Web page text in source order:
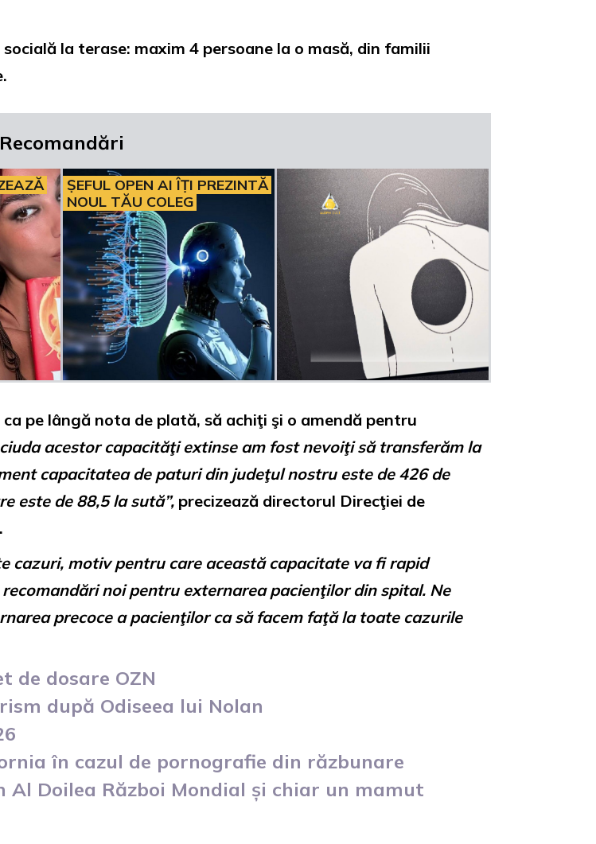
la terase: maxim 4 persoane la o masă, din familii
Recomandări
ȘEFUL OPEN AI ÎȚI PREZINTĂ
NOUL TĂU COLEG
pe lângă nota de plată, să achiţi şi o amendă pentru
acestor capacităţi extinse am fost nevoiţi să transferăm la
capacitatea de paturi din judeţul nostru este de 426 de
este de 88,5 la sută”, precizează directorul Direcţiei de
cazuri, motiv pentru care această capacitate va fi rapid
noi pentru externarea pacienţilor din spital. Ne
precoce a pacienţilor ca să facem faţă la toate cazurile
de dosare OZN
după Odiseea lui Nolan
în cazul de pornografie din răzbunare
Al Doilea Război Mondial și chiar un mamut